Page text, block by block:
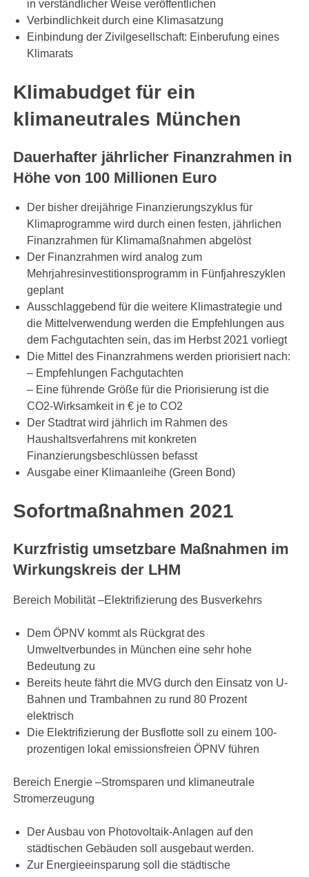
in verständlicher Weise veröffentlichen
Verbindlichkeit durch eine Klimasatzung
Einbindung der Zivilgesellschaft: Einberufung eines
Klimarats
Klimabudget für ein
klimaneutrales München
Dauerhafter jährlicher Finanzrahmen in
Höhe von 100 Millionen Euro
Der bisher dreijährige Finanzierungszyklus für
Klimaprogramme wird durch einen festen, jährlichen
Finanzrahmen für Klimamaßnahmen abgelöst
Der Finanzrahmen wird analog zum
Mehrjahresinvestitionsprogramm in Fünfjahreszyklen
geplant
Ausschlaggebend für die weitere Klimastrategie und
die Mittelverwendung werden die Empfehlungen aus
dem Fachgutachten sein, das im Herbst 2021 vorliegt
Die Mittel des Finanzrahmens werden priorisiert nach:
– Empfehlungen Fachgutachten
– Eine führende Größe für die Priorisierung ist die
CO2-Wirksamkeit in € je to CO2
Der Stadtrat wird jährlich im Rahmen des
Haushaltsverfahrens mit konkreten
Finanzierungsbeschlüssen befasst
Ausgabe einer Klimaanleihe (Green Bond)
Sofortmaßnahmen 2021
Kurzfristig umsetzbare Maßnahmen im
Wirkungskreis der LHM
Bereich Mobilität –Elektrifizierung des Busverkehrs
Dem ÖPNV kommt als Rückgrat des
Umweltverbundes in München eine sehr hohe
Bedeutung zu
Bereits heute fährt die MVG durch den Einsatz von U-
Bahnen und Trambahnen zu rund 80 Prozent
elektrisch
Die Elektrifizierung der Busflotte soll zu einem 100-
prozentigen lokal emissionsfreien ÖPNV führen
Bereich Energie –Stromsparen und klimaneutrale
Stromerzeugung
Der Ausbau von Photovoltaik-Anlagen auf den
städtischen Gebäuden soll ausgebaut werden.
Zur Energieeinsparung soll die städtische